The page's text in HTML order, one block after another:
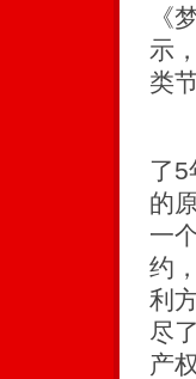
《
示
类
《
了5
的
一
约
利
尽
产